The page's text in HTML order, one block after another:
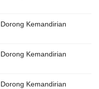
Kemandirian
Kemandirian
Kemandirian